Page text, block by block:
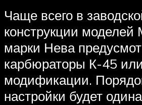
Чаще всего в
конструкции
марки Нева
карбюраторы К-45
модификации.
настройки будет